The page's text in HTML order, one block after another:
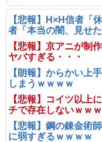
【悲報】H×H信者「
者「本当の闇、見せ
【悲報】京アニが制
ヤバすぎる・・・
【朗報】からかい上
しまうｗｗｗｗ
【悲報】コイツ以上
チで存在しないｗｗ
【悲報】鋼の錬金術
に弱すぎるｗｗｗｗ